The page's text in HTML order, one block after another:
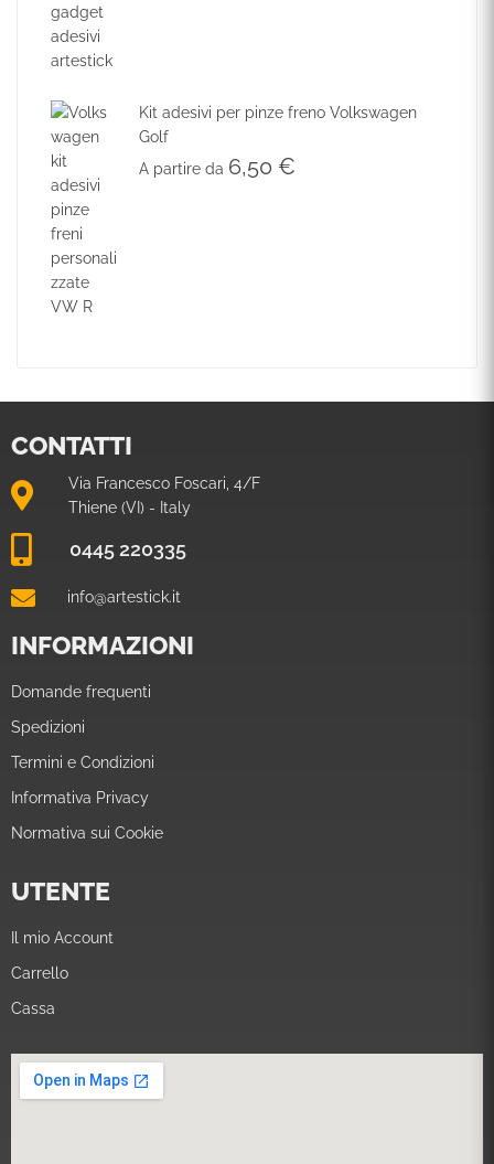
Kit adesivi per pinze freno Volkswagen
Golf
A partire da 6,50 €
CONTATTI
Via Francesco Foscari, 4/F
Thiene (VI) - Italy
0445 220335
info@artestick.it
INFORMAZIONI
Domande frequenti
Spedizioni
Termini e Condizioni
Informativa Privacy
Normativa sui Cookie
UTENTE
Il mio Account
Carrello
Cassa